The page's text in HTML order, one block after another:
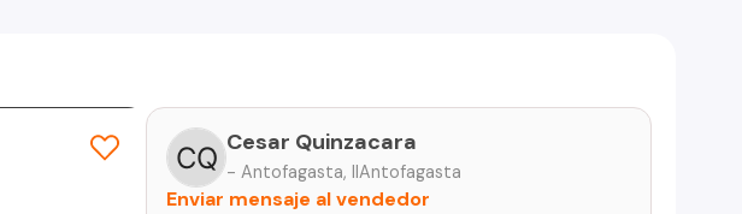
Cesar Quinzacara
- Antofagasta, IIAntofagasta
Enviar mensaje al vendedor